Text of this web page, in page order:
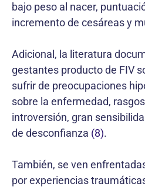
bajo peso al nacer,
incremento de cesáreas y
Adicional, la literatura
gestantes producto de FIV
sufrir de preocupaciones
sobre la enfermedad,
introversión, gran
de desconfianza (8).
También, se ven
por experiencias